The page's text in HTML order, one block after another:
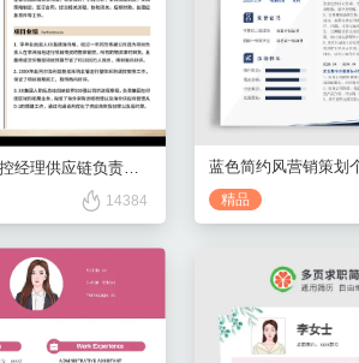
沉稳大气采控经理供应链负责人黑金简历
14384 精品